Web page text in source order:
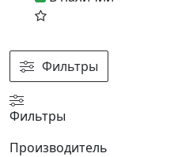
Фильтры
Фильтры
Производитель